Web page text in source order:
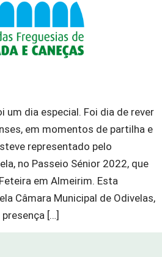
um dia especial. Foi dia de rever
em momentos de partilha e
representado pelo
no Passeio Sénior 2022, que
em Almeirim. Esta
Câmara Municipal de Odivelas,
[…]